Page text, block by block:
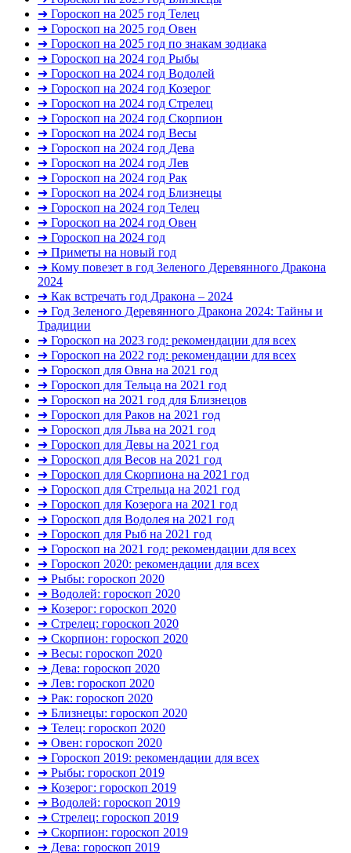
➜ Гороскоп на 2025 год Телец
➜ Гороскоп на 2025 год Овен
➜ Гороскоп на 2025 год по знакам зодиака
➜ Гороскоп на 2024 год Рыбы
➜ Гороскоп на 2024 год Водолей
➜ Гороскоп на 2024 год Козерог
➜ Гороскоп на 2024 год Стрелец
➜ Гороскоп на 2024 год Скорпион
➜ Гороскоп на 2024 год Весы
➜ Гороскоп на 2024 год Дева
➜ Гороскоп на 2024 год Лев
➜ Гороскоп на 2024 год Рак
➜ Гороскоп на 2024 год Близнецы
➜ Гороскоп на 2024 год Телец
➜ Гороскоп на 2024 год Овен
➜ Гороскоп на 2024 год
➜ Приметы на новый год
➜ Кому повезет в год Зеленого Деревянного Дракона
2024
➜ Как встречать год Дракона – 2024
➜ Год Зеленого Деревянного Дракона 2024: Тайны и
Традиции
➜ Гороскоп на 2023 год: рекомендации для всех
➜ Гороскоп на 2022 год: рекомендации для всех
➜ Гороскоп для Овна на 2021 год
➜ Гороскоп для Тельца на 2021 год
➜ Гороскоп на 2021 год для Близнецов
➜ Гороскоп для Раков на 2021 год
➜ Гороскоп для Льва на 2021 год
➜ Гороскоп для Девы на 2021 год
➜ Гороскоп для Весов на 2021 год
➜ Гороскоп для Скорпиона на 2021 год
➜ Гороскоп для Стрельца на 2021 год
➜ Гороскоп для Козерога на 2021 год
➜ Гороскоп для Водолея на 2021 год
➜ Гороскоп для Рыб на 2021 год
➜ Гороскоп на 2021 год: рекомендации для всех
➜ Гороскоп 2020: рекомендации для всех
➜ Рыбы: гороскоп 2020
➜ Водолей: гороскоп 2020
➜ Козерог: гороскоп 2020
➜ Стрелец: гороскоп 2020
➜ Скорпион: гороскоп 2020
➜ Весы: гороскоп 2020
➜ Дева: гороскоп 2020
➜ Лев: гороскоп 2020
➜ Рак: гороскоп 2020
➜ Близнецы: гороскоп 2020
➜ Телец: гороскоп 2020
➜ Овен: гороскоп 2020
➜ Гороскоп 2019: рекомендации для всех
➜ Рыбы: гороскоп 2019
➜ Козерог: гороскоп 2019
➜ Водолей: гороскоп 2019
➜ Стрелец: гороскоп 2019
➜ Скорпион: гороскоп 2019
➜ Дева: гороскоп 2019